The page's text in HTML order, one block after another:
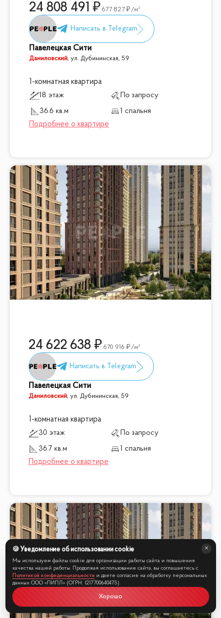
24 808 491 677 827 /м²
Павелецкая Сити
Даниловский,ул. Дубининская, 59
1-комнатная квартира
18 этаж
По запросу
36.6 кв.м
1 спальня
24 622 638 670 916 /м²
Павелецкая Сити
Даниловский, ул. Дубининская, 59
1-комнатная квартира
30 этаж
По запросу
36.7 кв.м
1 спальня
🍪 Уведомление об использовании cookie
Мы используем файлы cookie для организации работы сайта и повышения
качества нашей работы. Продолжая использование сайта, вы соглашаетесь с
Политикой конфиденциальности и даете согласие на обработку персональных
данных ООО «ПИПЛ» (ОГРН: 1217700640475).
Хорошо